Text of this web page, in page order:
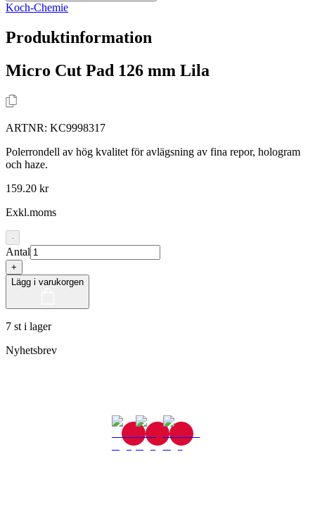
Koch-Chemie
Produktinformation
Micro Cut Pad 126 mm Lila
ARTNR: KC9998317
Polerrondell av hög kvalitet för avlägsning av fina repor, hologram
och haze.
159.20 kr
Exkl.moms
-
Antal
+
Lägg i varukorgen
7 st i lager
Nyhetsbrev